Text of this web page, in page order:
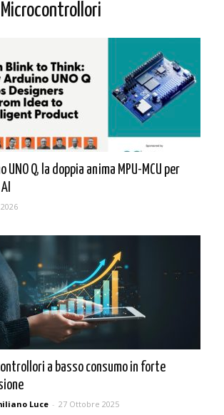
Microcontrollori
UNO Q, la doppia anima MPU-MCU per
a basso consumo in forte
Luce - 27 Ottobre 2025